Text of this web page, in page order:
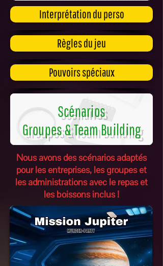
Interprétation du perso
Règles du jeu
Pouvoirs spéciaux
Scénarios
Groupes & Team Building
Nous avons des scénarios adaptés
pour les entreprises, les groupes et
les administrations avec le repas et
les boissons inclus !